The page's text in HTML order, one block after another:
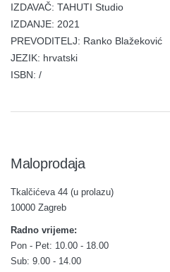
IZDAVAČ: TAHUTI Studio
IZDANJE: 2021
PREVODITELJ: Ranko Blažeković
JEZIK: hrvatski
ISBN: /
Maloprodaja
Tkalčićeva 44 (u prolazu)
10000 Zagreb
Radno vrijeme:
Pon - Pet: 10.00 - 18.00
Sub: 9.00 - 14.00